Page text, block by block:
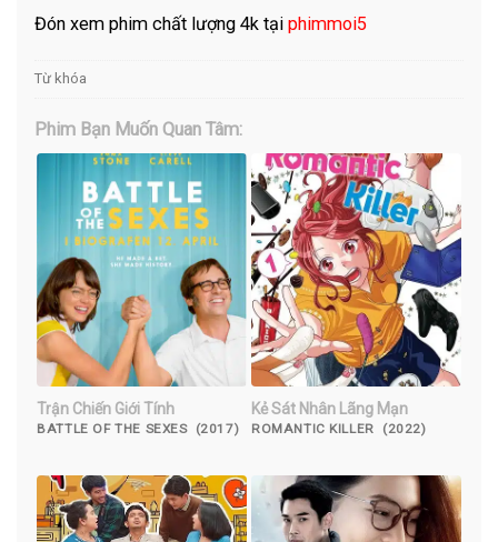
Đón xem phim chất lượng 4k tạiphimmoi5
Từ khóa
Phim Bạn Muốn Quan Tâm:
Trận Chiến Giới Tính
BATTLE OF THE SEXES (2017)
Kẻ Sát Nhân Lãng Mạn
ROMANTIC KILLER (2022)